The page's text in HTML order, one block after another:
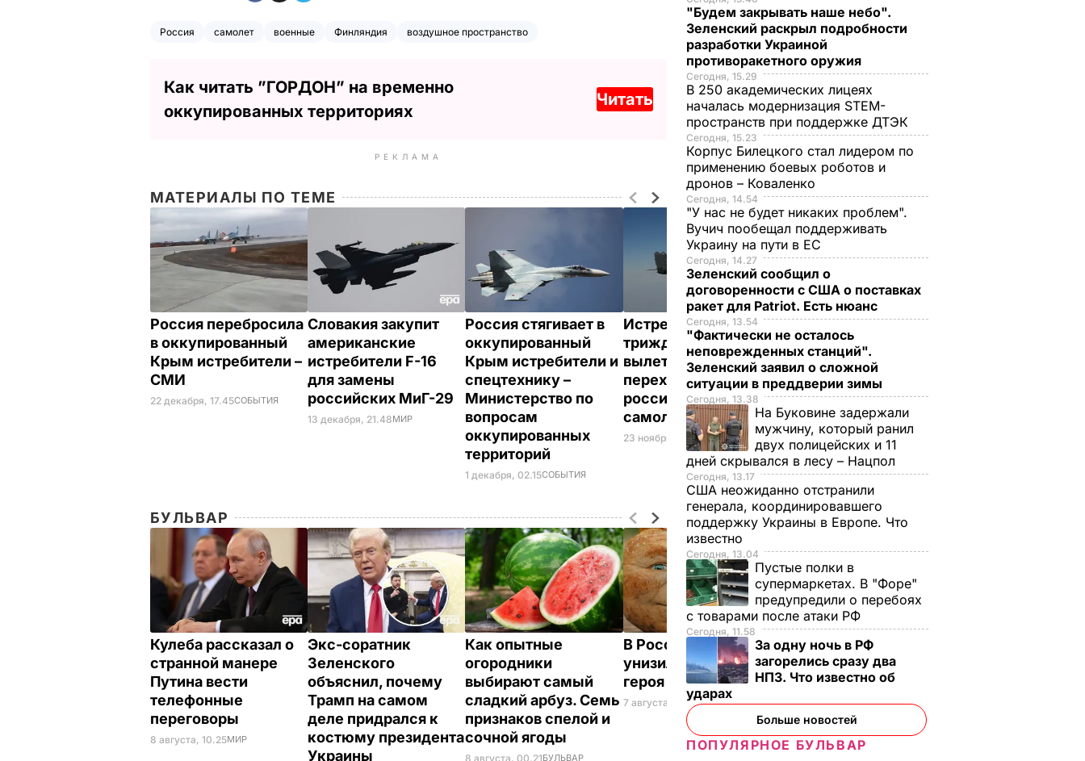
Россия самолет военные Финляндия воздушное пространство
Как читать ”ГОРДОН” на временно
оккупированных территориях
Читать
РЕКЛАМА
МАТЕРИАЛЫ ПО ТЕМЕ
Россия перебросила
в оккупированный
Крым истребители –
СМИ
22 декабря, 17.45СОБЫТИЯ
Словакия закупит
американские
истребители F-16
для замены
российских МиГ-29
13 декабря, 21.48МИР
Россия стягивает в
оккупированный
Крым истребители и
спецтехнику –
Министерство по
вопросам
оккупированных
территорий
1 декабря, 02.15СОБЫТИЯ
Истребители НАТО
трижды за день
вылетали на
перехват
российских
самолетов
23 ноября, 14.19МИР
БУЛЬВАР
Кулеба рассказал о
странной манере
Путина вести
телефонные
переговоры
8 августа, 10.25МИР
Экс-соратник
Зеленского
объяснил, почему
Трамп на самом
деле придрался к
костюму президента
Украины
Как опытные
огородники
выбирают самый
сладкий арбуз. Семь
признаков спелой и
сочной ягоды
8 августа, 00.21БУЛЬВАР
В России жестоко
унизили любимого
героя Путина
7 августа, 23.32БУЛЬВАР
"Димка был вроде
нормальный, пока не
сбухался". В сеть
попали снимки
Кабаевой с
Медведевым
"Будем закрывать наше небо".
Зеленский раскрыл подробности
разработки Украиной
противоракетного оружия
Сегодня, 15.29
В 250 академических лицеях
началась модернизация STEM-
пространств при поддержке ДТЭК​
Сегодня, 15.23
Корпус Билецкого стал лидером по
применению боевых роботов и
дронов – Коваленко
Сегодня, 14.54
"У нас не будет никаких проблем".
Вучич пообещал поддерживать
Украину на пути в ЕС
Сегодня, 14.27
Зеленский сообщил о
договоренности с США о поставках
ракет для Patriot. Есть нюанс
Сегодня, 13.54
"Фактически не осталось
неповрежденных станций".
Зеленский заявил о сложной
ситуации в преддверии зимы
Сегодня, 13.38
На Буковине задержали
мужчину, который ранил
двух полицейских и 11
дней скрывался в лесу – Нацпол
Сегодня, 13.17
США неожиданно отстранили
генерала, координировавшего
поддержку Украины в Европе. Что
известно
Сегодня, 13.04
Пустые полки в
супермаркетах. В "Форе"
предупредили о перебоях
с товарами после атаки РФ
Сегодня, 11.58
За одну ночь в РФ
загорелись сразу два
НПЗ. Что известно об
ударах
Больше новостей
ПОПУЛЯРНОЕ БУЛЬВАР